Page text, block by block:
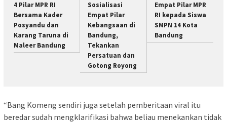
4 Pilar MPR RI
Bersama Kader
Posyandu dan
Karang Taruna di
Maleer Bandung
Sosialisasi
Empat Pilar
Kebangsaan di
Bandung,
Tekankan
Persatuan dan
Gotong Royong
Empat Pilar MPR
RI kepada Siswa
SMPN 14 Kota
Bandung
“Bang Komeng sendiri juga setelah pemberitaan viral itu
beredar sudah mengklarifikasi bahwa beliau menekankan tidak